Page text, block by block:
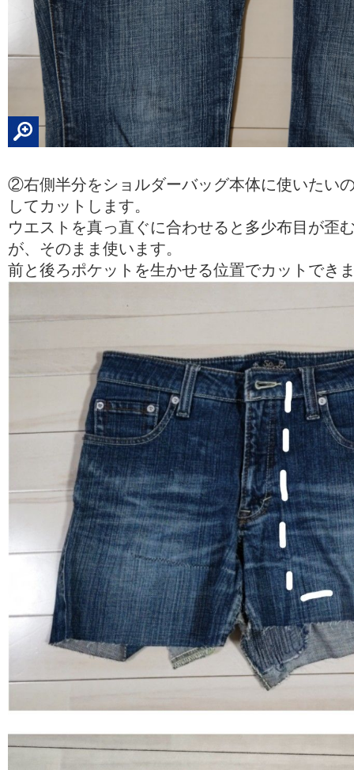
②右側半分をショルダーバッグ本体に使いたい
してカットします。
ウエストを真っ直ぐに合わせると多少布目が歪
が、そのまま使います。
前と後ろポケットを生かせる位置でカットでき